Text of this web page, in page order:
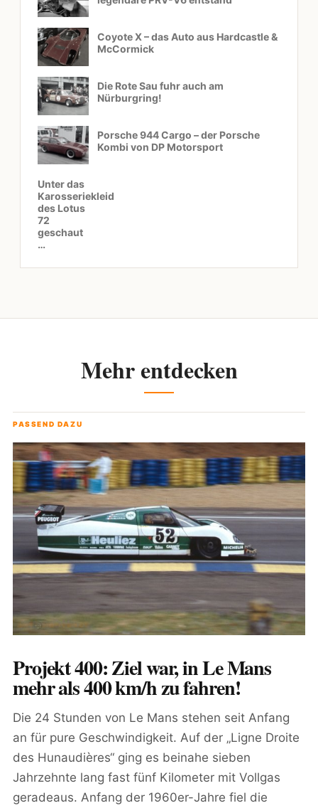
Coyote X – das Auto aus Hardcastle &
McCormick
Die Rote Sau fuhr auch am
Nürburgring!
Porsche 944 Cargo – der Porsche
Kombi von DP Motorsport
Unter das
Karosseriekleid
des Lotus
72
geschaut
…
Mehr entdecken
PASSEND DAZU
Projekt 400: Ziel war, in Le Mans
mehr als 400 km/h zu fahren!
Die 24 Stunden von Le Mans stehen seit Anfang
an für pure Geschwindigkeit. Auf der „Ligne Droite
des Hunaudières“ ging es beinahe sieben
Jahrzehnte lang fast fünf Kilometer mit Vollgas
geradeaus. Anfang der 1960er-Jahre fiel die